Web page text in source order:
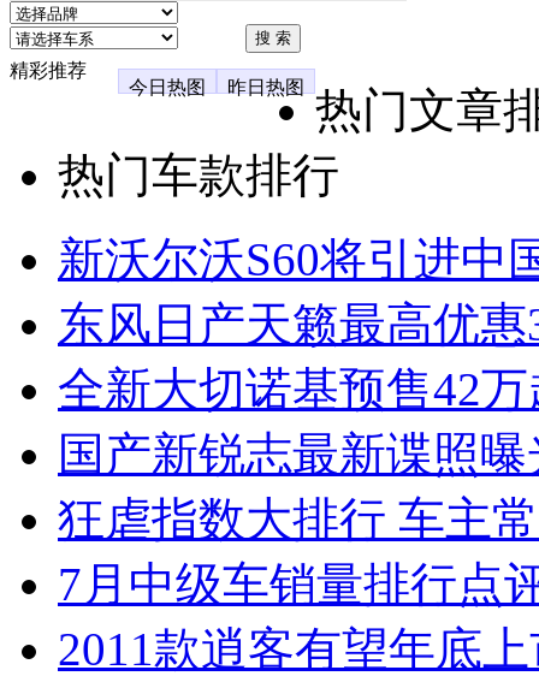
精彩推荐
今日热图
昨日热图
热门文章
热门车款排行
新沃尔沃S60将引进中
东风日产天籁最高优
全新大切诺基预售42
国产新锐志最新谍照
狂虐指数大排行 车主
7月中级车销量排行点
2011款逍客有望年底